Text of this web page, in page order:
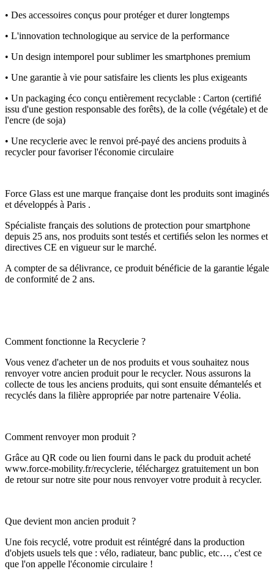
• Des accessoires conçus pour protéger et durer longtemps
• L'innovation technologique au service de la performance
• Un design intemporel pour sublimer les smartphones premium
• Une garantie à vie pour satisfaire les clients les plus exigeants
• Un packaging éco conçu entièrement recyclable : Carton (certifié
issu d'une gestion responsable des forêts), de la colle (végétale) et de
l'encre (de soja)
• Une recyclerie avec le renvoi pré-payé des anciens produits à
recycler pour favoriser l'économie circulaire
Force Glass est une marque française dont les produits sont imaginés
et développés à Paris .
Spécialiste français des solutions de protection pour smartphone
depuis 25 ans, nos produits sont testés et certifiés selon les normes et
directives CE en vigueur sur le marché.
A compter de sa délivrance, ce produit bénéficie de la garantie légale
de conformité de 2 ans.
Comment fonctionne la Recyclerie ?
Vous venez d'acheter un de nos produits et vous souhaitez nous
renvoyer votre ancien produit pour le recycler. Nous assurons la
collecte de tous les anciens produits, qui sont ensuite démantelés et
recyclés dans la filière appropriée par notre partenaire Véolia.
Comment renvoyer mon produit ?
Grâce au QR code ou lien fourni dans le pack du produit acheté
www.force-mobility.fr/recyclerie, téléchargez gratuitement un bon
de retour sur notre site pour nous renvoyer votre produit à recycler.
Que devient mon ancien produit ?
Une fois recyclé, votre produit est réintégré dans la production
d'objets usuels tels que : vélo, radiateur, banc public, etc…, c'est ce
que l'on appelle l'économie circulaire !